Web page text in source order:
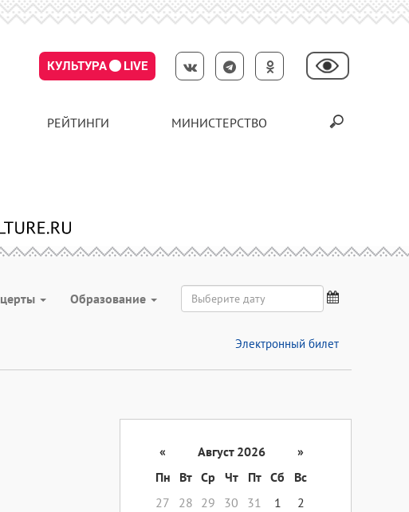
КУЛЬТУРА LIVE
РЕЙТИНГИ МИНИСТЕРСТВО
Образование
Электронный билет
« Август 2026
»
Пн
Вт Ср Чт Пт Сб
Вс
27
28 29 30 31 1
2